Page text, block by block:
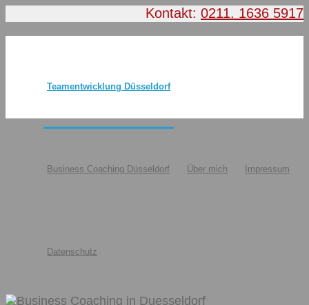
Kontakt: 0211. 1636 5917
Teamentwicklung Düsseldorf
Business Coaching Düsseldorf Über mich Impressum
Datenschutz